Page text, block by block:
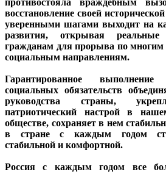
восстановление своей
уверенными шагами выходит на
развития, открывая
гражданам для прорыва по
социальным направлениям.
Гарантированное
социальных обязательств
руководства страны,
патриотический настрой в
обществе, сохраняет в нем
в стране с каждым годом
стабильной и комфортной.
Россия с каждым годом все